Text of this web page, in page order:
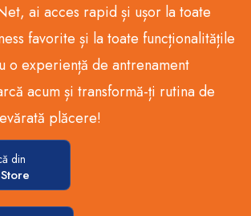
ai acces rapid și ușor la toate
favorite și la toate funcționalitățile
o experiență de antrenament
acum și transformă-ți rutina de
plăcere!
din